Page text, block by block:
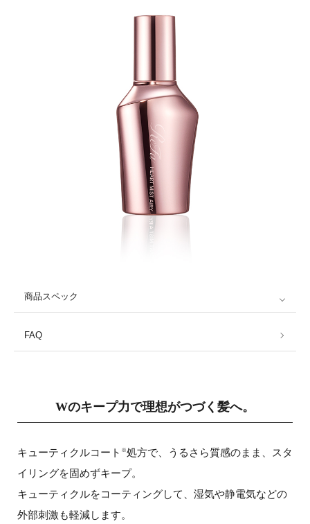
商品スペック
FAQ
Wのキープ力で理想がつづく髪へ。
キューティクルコート ※処方で、うるさら質感のまま、スタ
イリングを固めずキープ。
キューティクルをコーティングして、湿気や静電気などの
外部刺激も軽減します。